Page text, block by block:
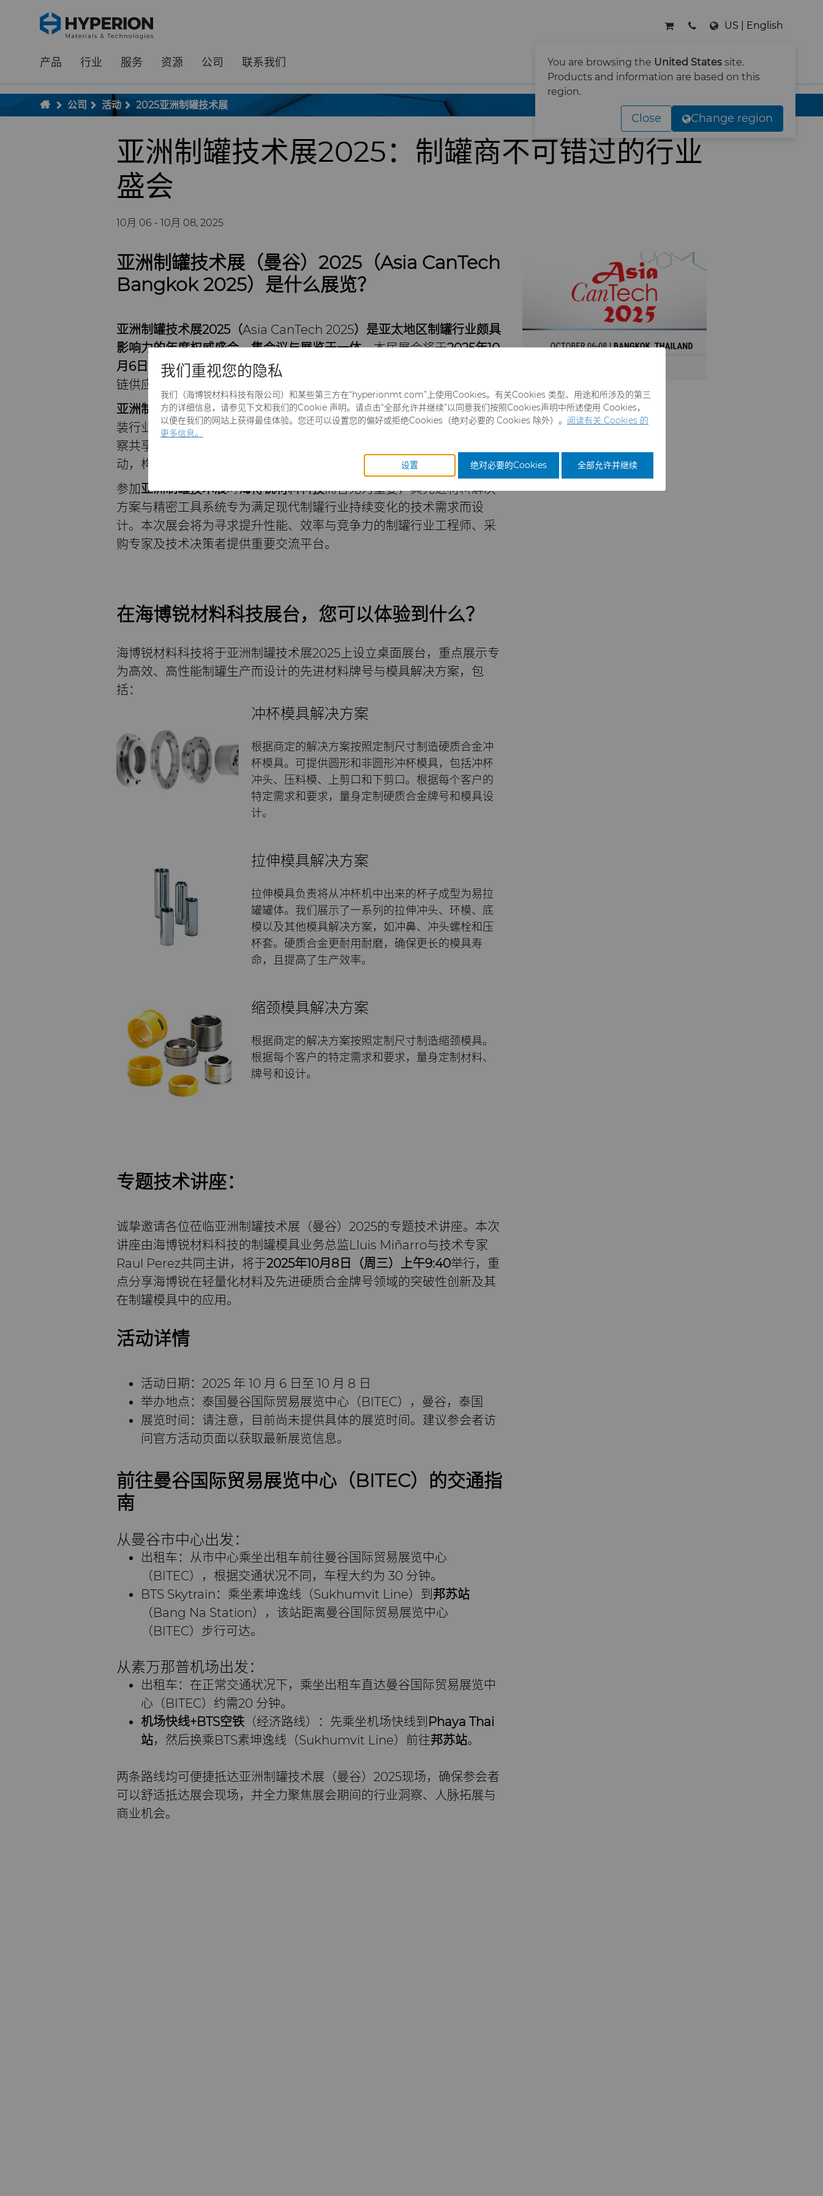
To main content
To menu
You are browsing the United States site.
Products and information are based on this
region.
Close Change region
US | English
产品 行业 服务 资源 公司 联系我们
公司 活动 2025亚洲制罐技术展
亚洲制罐技术展2025：制罐商不可错过的行业
盛会
10月 06 - 10月 08, 2025
亚洲制罐技术展（曼谷）2025（Asia CanTech
Bangkok 2025）是什么展览？
亚洲制罐技术展2025 （Asia CanTech 2025） 是亚太地区制罐行业颇具
影响力的年度权威盛会，集会议与展览于一体。本届展会将于2025年10
月6日至8日在泰国曼谷举行，届时将汇聚全球制罐商、灌装企业及供应
链供应商，共同探讨制罐技术、材料与生产解决方案的最新突破。
亚洲制罐技术展将在曼谷国际贸易展览中心（BITEC）举办，为金属包
装行业专业人士提供全方位的交流平台，促进产业链深度联结、技术洞
察共享与新兴趋势的发掘。展会通过专题演讲、产品展示及行业社交活
动，构建促进技术合作与创新的社交机会。
参加亚洲制罐技术展对海博锐材料科技而言尤为重要，其先进材料解决
方案与精密工具系统专为满足现代制罐行业持续变化的技术需求而设
计。本次展会将为寻求提升性能、效率与竞争力的制罐行业工程师、采
购专家及技术决策者提供重要交流平台。
在海博锐材料科技展台，您可以体验到什么？
海博锐材料科技将于亚洲制罐技术展2025上设立桌面展台，重点展示专
为高效、高性能制罐生产而设计的先进材料牌号与模具解决方案，包
括：
冲杯模具解决方案
根据商定的解决方案按照定制尺寸制造硬质合金冲
杯模具。可提供圆形和非圆形冲杯模具，包括冲杯
冲头、压料模、上剪口和下剪口。根据每个客户的
特定需求和要求，量身定制硬质合金牌号和模具设
计。
拉伸模具解决方案
拉伸模具负责将从冲杯机中出来的杯子成型为易拉
罐罐体。我们展示了一系列的拉伸冲头、环模、底
模以及其他模具解决方案，如冲鼻、冲头螺栓和压
杯套。硬质合金更耐用耐磨，确保更长的模具寿
命，且提高了生产效率。
缩颈模具解决方案
根据商定的解决方案按照定制尺寸制造缩颈模具。
根据每个客户的特定需求和要求，量身定制材料、
牌号和设计。
专题技术讲座：
诚挚邀请各位莅临亚洲制罐技术展（曼谷）2025的专题技术讲座。本次
讲座由海博锐材料科技的制罐模具业务总监Lluis Miñarro与技术专家
Raul Perez共同主讲，将于2025年10月 8 日（周三）上午9:40举行，重
点分享海博锐在轻量化材料及先进硬质合金牌号领域的突破性创新及其
在制罐模具中的应用。
活动详情
活动日期：2025 年 10 月 6 日至 10 月 8 日
举办地点：泰国曼谷国际贸易展览中心（BITEC），曼谷，泰国
展览时间：请注意，目前尚未提供具体的展览时间。建议参会者访
问官方活动页面以获取最新展览信息。
前往曼谷国际贸易展览中心（BITEC）的交通指
南
从曼谷市中心出发：
出租车：从市中心乘坐出租车前往曼谷国际贸易展览中心
（BITEC），根据交通状况不同，车程大约为 30 分钟。
BTS Skytrain：乘坐素坤逸线（Sukhumvit Line）到 邦苏站
（Bang Na Station），该站距离曼谷国际贸易展览中心
（BITEC）步行可达。
从素万那普机场出发：
出租车：在正常交通状况下，乘坐出租车直达曼谷国际贸易展览中
心（BITEC）约需20 分钟。
机场快线+BTS空铁 （经济路线）：先乘坐机场快线到 Phaya Thai
站，然后换乘BTS素坤逸线（Sukhumvit Line）前往邦苏站。
两条路线均可便捷抵达亚洲制罐技术展（曼谷）2025现场，确保参会者
可以舒适抵达展会现场，并全力聚焦展会期间的行业洞察、人脉拓展与
商业机会。
我们重视您的隐私
我们（海博锐材料科技有限公司）和某些第三方在“hyperionmt.com”上使用Cookies。有关Cookies 类型、用途和所涉及的第三
方的详细信息，请参见下文和我们的Cookie 声明。请点击“全部允许并继续”以同意我们按照Cookies声明中所述使用 Cookies，
以便在我们的网站上获得最佳体验。您还可以设置您的偏好或拒绝Cookies（绝对必要的 Cookies 除外）。 阅读有关 Cookies 的
更多信息。
设置 绝对必要的Cookies 全部允许并继续